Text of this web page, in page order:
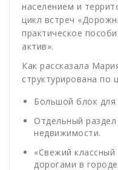
населением и
цикл встреч
практическое
актив».
Как рассказала
структурирована по
Большой блок
Отдельный
недвижимости.
«Свежий
дорогами в